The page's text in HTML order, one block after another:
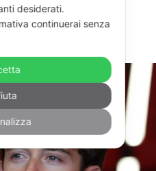
desiderati.
continuerai senza